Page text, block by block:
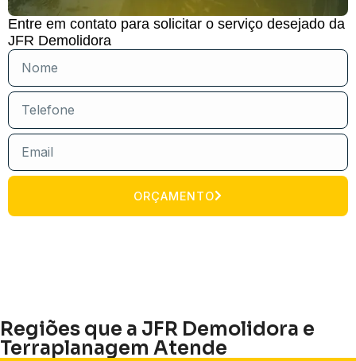
Entre em contato para solicitar o serviço desejado da
JFR Demolidora
ORÇAMENTO
Regiões que a JFR Demolidora e
Terraplanagem Atende